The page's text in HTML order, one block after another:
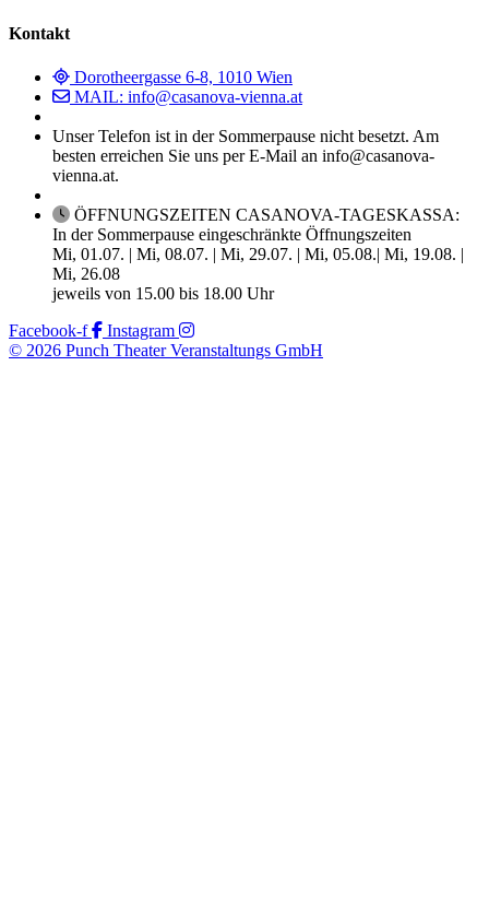
Kontakt
Dorotheergasse 6-8, 1010 Wien
MAIL: info@casanova-vienna.at
Unser Telefon ist in der Sommerpause nicht besetzt. Am
besten erreichen Sie uns per E-Mail an info@casanova-
vienna.at.
ÖFFNUNGSZEITEN CASANOVA-TAGESKASSA:
In der Sommerpause eingeschränkte Öffnungszeiten
Mi, 01.07. | Mi, 08.07. | Mi, 29.07. | Mi, 05.08.| Mi, 19.08. |
Mi, 26.08
jeweils von 15.00 bis 18.00 Uhr
Facebook-f
Instagram
© 2026 Punch Theater Veranstaltungs GmbH